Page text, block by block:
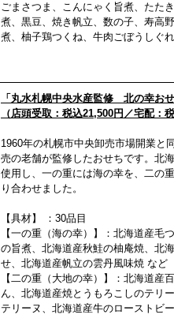
ごまさつま、 こんにゃく旨煮、たた
煮、黒豆、焼き帆立、数の子、寿高野
煮、柚子鶏つくね、牛肉ごぼうしぐ
「丸水札幌中央水産監修 北の幸おせ
（店頭受取：税込21,500円／宅配：
1960年の札幌市中央卸売市場開業と
売の老舗が監修したおせちです。北
使用し、一の重には海の幸を、二の
り合わせました。
【具材】 ：30品目
【一の重（海の幸）】： 北海道産毛
の旨煮、北海道産秋鮭の柚庵焼、 北
せ、北海道産帆立の雲丹風味焼 など
【二の重（大地の幸）】：北海道産
ん、北海道産焼とうもろこしのテリー
テリーヌ、北海道産牛のローストビ